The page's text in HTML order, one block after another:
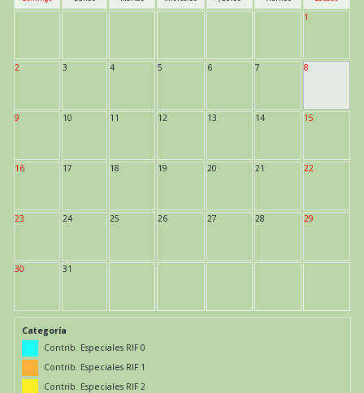
1
2 3 4 5 6 7 8
9 10 11 12 13 14 15
16 17 18 19 20 21 22
23 24 25 26 27 28 29
30 31
Categoría
Contrib. Especiales RIF 0
Contrib. Especiales RIF 1
Contrib. Especiales RIF 2